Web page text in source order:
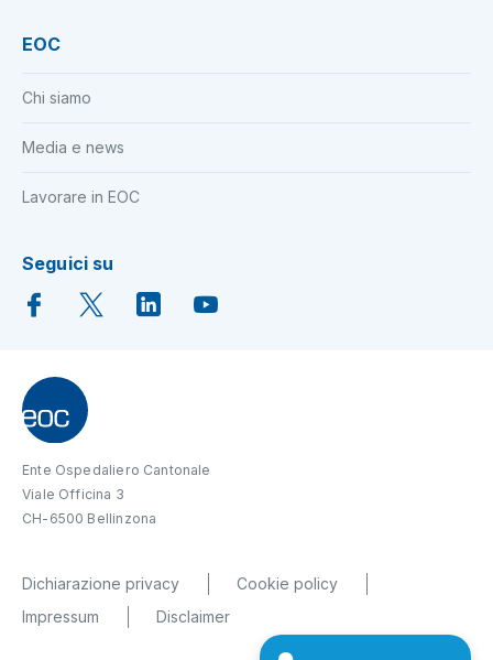
EOC
Chi siamo
Media e news
Lavorare in EOC
Seguici su
Ente Ospedaliero Cantonale
Viale Officina 3
CH-6500 Bellinzona
Dichiarazione privacy
Cookie policy
Impressum
Disclaimer